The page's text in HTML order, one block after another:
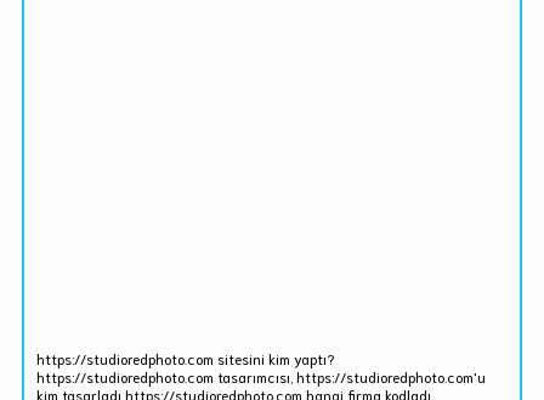
https://studioredphoto.com sitesini kim yaptı?
https://studioredphoto.com tasarımcısı, https://studioredphoto.com'u
kim tasarladı https://studioredphoto.com hangi firma kodladı.